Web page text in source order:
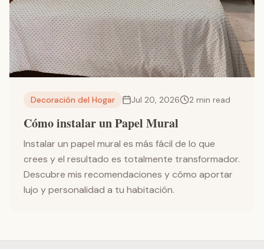
Decoración del Hogar Jul 20, 2026 2 min read
Cómo instalar un Papel Mural
Instalar un papel mural es más fácil de lo que
crees y el resultado es totalmente transformador.
Descubre mis recomendaciones y cómo aportar
lujo y personalidad a tu habitación.